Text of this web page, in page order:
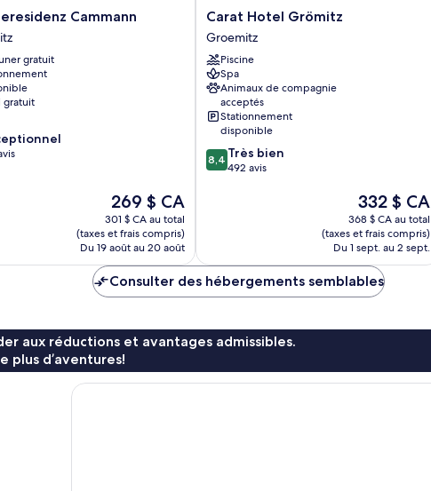
Cammann
gratuit
gratuit
Le
prix
est
de
269 $ CA
269 $ CA
301 $ CA au total
(taxes et frais compris)
Du 19 août au 20 août
Carat
Hotel
Grömitz
Groemitz
Carat Hotel Grömitz
Groemitz
Piscine
Spa
Animaux de compagnie
acceptés
Stationnement
disponible
8.4
sur
8,4 Très bien
492 avis
Le
prix
est
de
332 $ CA
332 $ CA
368 $ CA au total
(taxes et frais compris)
Du 1 sept. au 2 sept.
Consulter des hébergements semblables
aux réductions et avantages admissibles.
plus d’aventures!